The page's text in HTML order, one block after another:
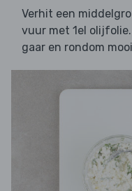
Verhit een
vuur met 1el
gaar en rondom